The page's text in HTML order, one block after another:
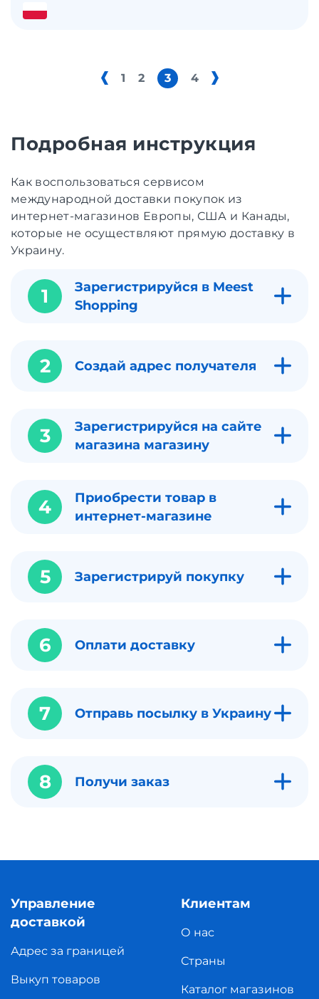
1 2 3 4
Подробная инструкция
Как воспользоваться сервисом
международной доставки покупок из
интернет-магазинов Европы, США и Канады,
которые не осуществляют прямую доставку в
Украину.
1
Зарегистрируйся в Meest
Shopping
2 Создай адрес получателя
3
Зарегистрируйся на сайте
магазина магазину
4
Приобрести товар в
интернет-магазине
5 Зарегистрируй покупку
6 Оплати доставку
7 Отправь посылку в Украину
8 Получи заказ
Управление
доставкой
Адрес за границей
Выкуп товаров
Клиентам
О нас
Страны
Каталог магазинов